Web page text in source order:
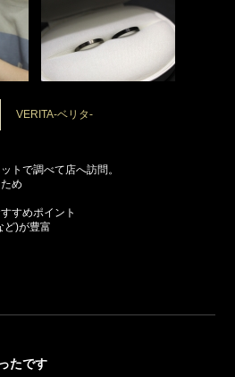
VERITA-ベリタ-
トで調べて店へ訪問。
め
すめポイント
ど)が豊富
たです